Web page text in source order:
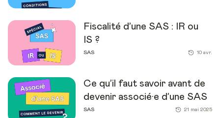
Fiscalité d’une SAS : IR ou
IS ?
SAS 10 avr.
Ce qu’il faut savoir avant de
devenir associé·e d’une SAS
SAS 21 mai 2025